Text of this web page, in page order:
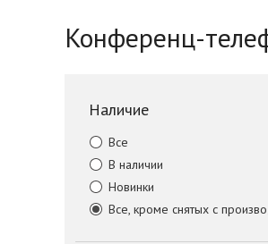
Конференц-
Наличие
Все
В наличии
Новинки
Все, кроме снятых с